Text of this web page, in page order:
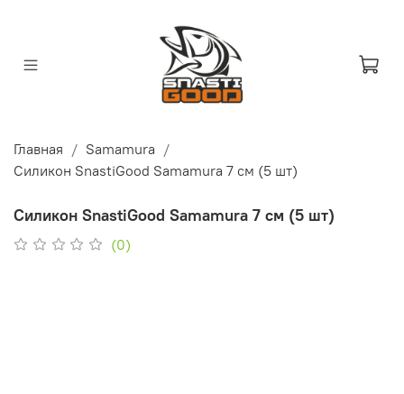
Главная
Samamura
Силикон SnastiGood Samamura 7 см (5 шт)
Силикон SnastiGood Samamura 7 см (5 шт)
(0)